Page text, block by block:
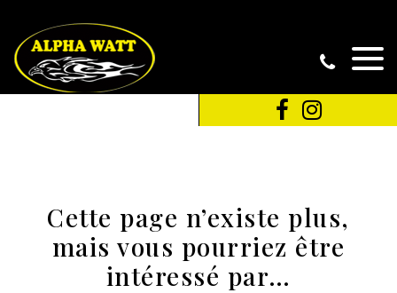
Cette page n’existe plus,
mais vous pourriez être
intéressé par…